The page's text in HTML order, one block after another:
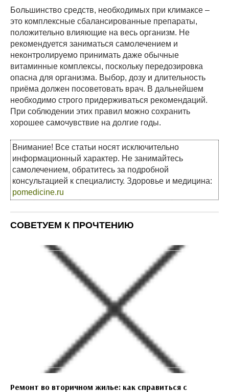
Большинство средств, необходимых при климаксе –
это комплексные сбалансированные препараты,
положительно влияющие на весь организм. Не
рекомендуется заниматься самолечением и
неконтролируемо принимать даже обычные
витаминные комплексы, поскольку передозировка
опасна для организма. Выбор, дозу и длительность
приёма должен посоветовать врач. В дальнейшем
необходимо строго придерживаться рекомендаций.
При соблюдении этих правил можно сохранить
хорошее самочувствие на долгие годы.
Внимание! Все статьи носят исключительно
информационный характер. Не занимайтесь
самолечением, обратитесь за подробной
консультацией к специалисту. Здоровье и медицина:
pomedicine.ru
СОВЕТУЕМ К ПРОЧТЕНИЮ
Ремонт во вторичном жилье: как справиться с